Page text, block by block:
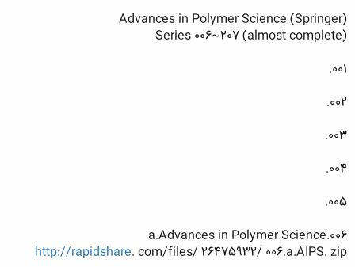
Advances in Polymer Science (Springer)
Series 006~207 (almost complete)
001.
002.
003.
004.
005.
006.a.Advances in Polymer Science
http://rapidshare. com/files/ 26475932/ 006.a.AIPS. zip